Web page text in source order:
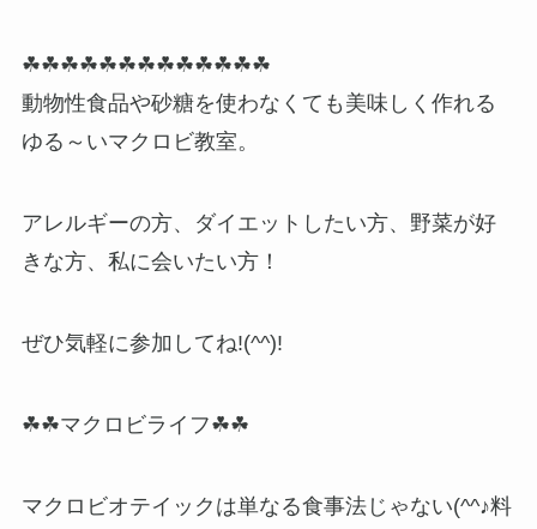
☘☘☘☘☘☘☘☘☘☘☘☘☘
動物性食品や砂糖を使わなくても美味しく作れる
ゆる～いマクロビ教室。
アレルギーの方、ダイエットしたい方、野菜が好
きな方、私に会いたい方！
ぜひ気軽に参加してね!(^^)!
☘☘マクロビライフ☘☘
マクロビオテイックは単なる食事法じゃない(^^♪料